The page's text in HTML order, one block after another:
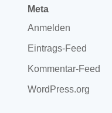
Meta
Anmelden
Eintrags-Feed
Kommentar-Feed
WordPress.org